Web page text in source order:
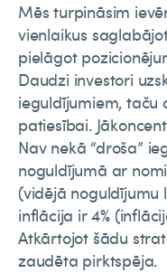
Mēs turpināsim
vienlaikus
pielāgot
Daudzi investori
ieguldījumiem, taču
patiesībai.
Nav nekā “droša”
noguldījumā ar
(vidējā noguldījumu
inflācija ir 4%
Atkārtojot šādu
zaudēta pirktspēja.